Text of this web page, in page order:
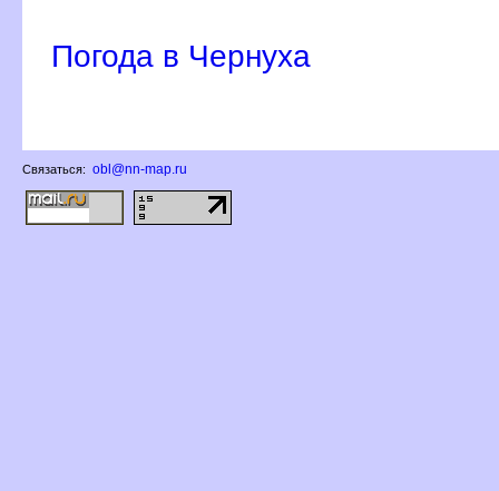
Погода в Чернуха
Связаться: obl@nn-map.ru